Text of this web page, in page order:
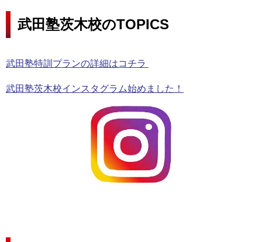
武田塾茨木校のTOPICS
武田塾特訓プランの詳細はコチラ
武田塾茨木校インスタグラム始めました！